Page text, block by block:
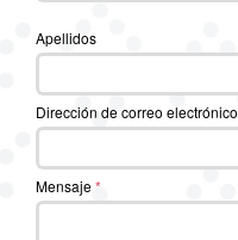
Apellidos
Dirección de correo electrónico
Mensaje*